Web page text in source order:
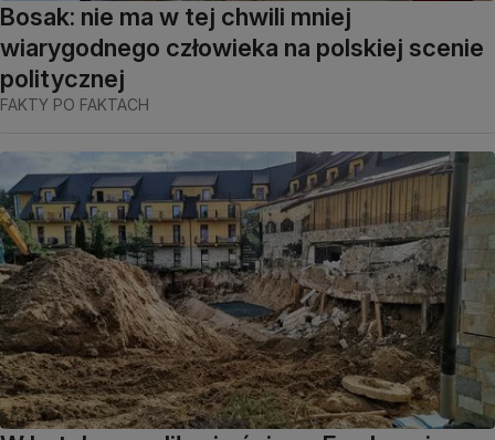
Bosak: nie ma w tej chwili mniej
wiarygodnego człowieka na polskiej scenie
politycznej
FAKTY PO FAKTACH